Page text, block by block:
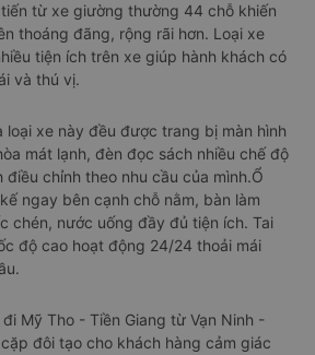
từ xe giường thường 44 chỗ khiến
thoáng đãng, rộng rãi hơn. Loại xe
tiện ích trên xe giúp hành khách có
và thú vị.
loại xe này đều được trang bị màn hình
mát lạnh, đèn đọc sách nhiều chế độ
điều chỉnh theo nhu cầu của mình.Ổ
ngay bên cạnh chỗ nằm, bàn làm
chén, nước uống đầy đủ tiện ích. Tai
độ cao hoạt động 24/24 thoải mái
Mỹ Tho - Tiền Giang từ Vạn Ninh -
đôi tạo cho khách hàng cảm giác